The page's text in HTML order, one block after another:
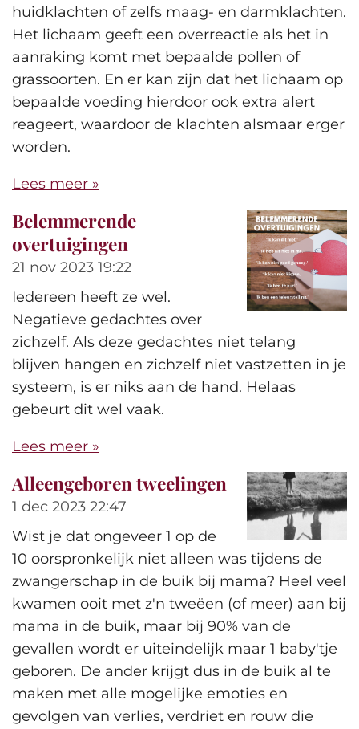
huidklachten of zelfs maag- en darmklachten.
Het lichaam geeft een overreactie als het in
aanraking komt met bepaalde pollen of
grassoorten. En er kan zijn dat het lichaam op
bepaalde voeding hierdoor ook extra alert
reageert, waardoor de klachten alsmaar erger
worden.
Lees meer »
Belemmerende
overtuigingen
21 nov 2023 19:22
Iedereen heeft ze wel.
Negatieve gedachtes over
zichzelf. Als deze gedachtes niet telang
blijven hangen en zichzelf niet vastzetten in je
systeem, is er niks aan de hand. Helaas
gebeurt dit wel vaak.
Lees meer »
Alleengeboren tweelingen
1 dec 2023 22:47
Wist je dat ongeveer 1 op de
10 oorspronkelijk niet alleen was tijdens de
zwangerschap in de buik bij mama? Heel veel
kwamen ooit met z'n tweëen (of meer) aan bij
mama in de buik, maar bij 90% van de
gevallen wordt er uiteindelijk maar 1 baby'tje
geboren. De ander krijgt dus in de buik al te
maken met alle mogelijke emoties en
gevolgen van verlies, verdriet en rouw die